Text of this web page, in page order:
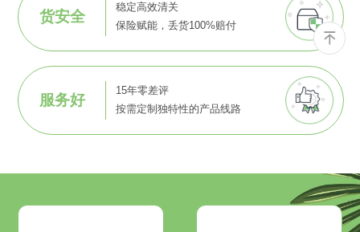
货安全
稳定高效清关
保险赋能，丢货100%赔付
服务好
15年零差评
按需定制独特性的产品线路